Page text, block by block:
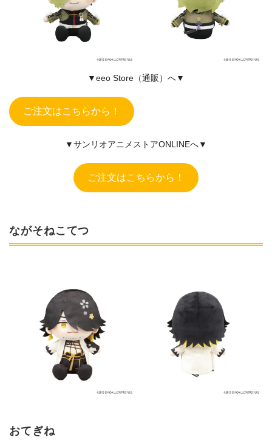
▼eeo Store（通販）へ▼
ご注文はこちらから！
▼サンリオアニメストアONLINEへ▼
ご注文はこちらから！
ながそねこてつ
おてぎね